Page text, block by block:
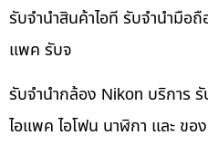
รับจำนำสินค้าไอที รับจำนำมือ
แพค รับจ
รับจำนำกล้อง Nikon บริการ
ไอแพค ไอโฟน นาฬิกา และ ขอ